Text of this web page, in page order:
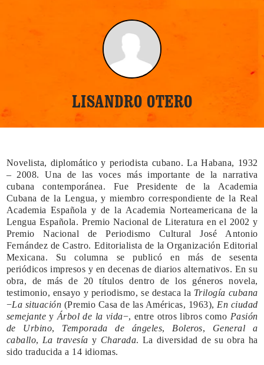
LISANDRO OTERO
Novelista, diplomático y periodista cubano. La Habana, 1932
– 2008. Una de las voces más importante de la narrativa
cubana contemporánea. Fue Presidente de la Academia
Cubana de la Lengua, y miembro correspondiente de la Real
Academia Española y de la Academia Norteamericana de la
Lengua Española. Premio Nacional de Literatura en el 2002 y
Premio Nacional de Periodismo Cultural José Antonio
Fernández de Castro. Editorialista de la Organización Editorial
Mexicana. Su columna se publicó en más de sesenta
periódicos impresos y en decenas de diarios alternativos. En su
obra, de más de 20 títulos dentro de los géneros novela,
testimonio, ensayo y periodismo, se destaca la Trilogía cubana
−La situación (Premio Casa de las Américas, 1963), En ciudad
semejante y Árbol de la vida−, entre otros libros como Pasión
de Urbino, Temporada de ángeles, Boleros, General a
caballo, La travesía y Charada. La diversidad de su obra ha
sido traducida a 14 idiomas.